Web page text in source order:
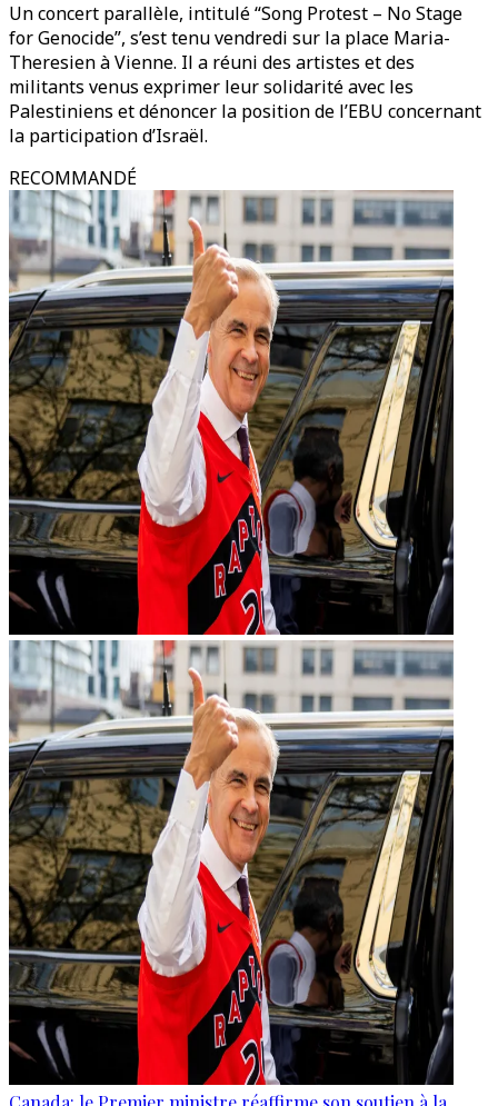
Un concert parallèle, intitulé “Song Protest – No Stage
for Genocide”, s’est tenu vendredi sur la place Maria-
Theresien à Vienne. Il a réuni des artistes et des
militants venus exprimer leur solidarité avec les
Palestiniens et dénoncer la position de l’EBU concernant
la participation d’Israël.
RECOMMANDÉ